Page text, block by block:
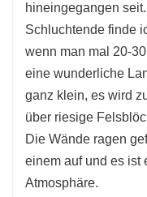
hineingegangen
Schluchtende finde
wenn man mal 20-
eine wunderliche
ganz klein, es wird
über riesige
Die Wände ragen
einem auf und es ist
Atmosphäre.